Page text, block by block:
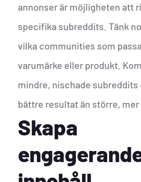
annonser är möjligheten att
specifika subreddits. Tänk
vilka communities som
varumärke eller produkt.
mindre, nischade subreddits
bättre resultat än större, mer
Skapa